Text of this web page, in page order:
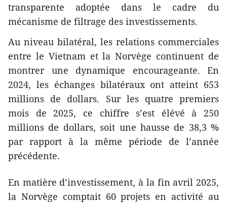
transparente adoptée dans le cadre du
mécanisme de filtrage des investissements.
Au niveau bilatéral, les relations commerciales
entre le Vietnam et la Norvège continuent de
montrer une dynamique encourageante. En
2024, les échanges bilatéraux ont atteint 653
millions de dollars. Sur les quatre premiers
mois de 2025, ce chiffre s’est élévé à 250
millions de dollars, soit une hausse de 38,3 %
par rapport à la même période de l’année
précédente.
En matière d’investissement, à la fin avril 2025,
la Norvège comptait 60 projets en activité au